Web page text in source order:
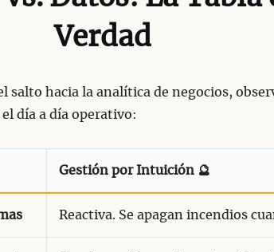
Verdad
salto hacia la analítica de negocios,
día a día operativo:
Gestión por Intuición 🔮
Reactiva. Se apagan incendios